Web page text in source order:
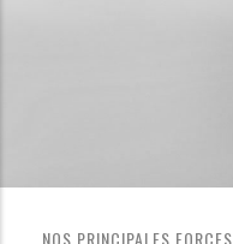
NOS PRINCIPALES FORCES